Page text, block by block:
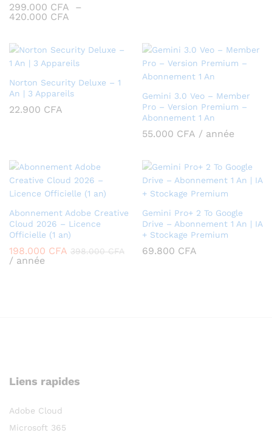
299.000 CFA
–
420.000 CFA
299.000 CFA
à
420.000 CFA
Norton Security Deluxe – 1
An | 3 Appareils
22.900 CFA
Gemini 3.0 Veo – Member
Pro – Version Premium –
Abonnement 1 An
55.000 CFA / année
Abonnement Adobe Creative
Cloud 2026 – Licence
Officielle (1 an)
198.000 CFA 398.000CFA
/ année
Gemini Pro+ 2 To Google
Drive – Abonnement 1 An | IA
+ Stockage Premium
69.800 CFA
Liens rapides
Adobe Cloud
Microsoft 365